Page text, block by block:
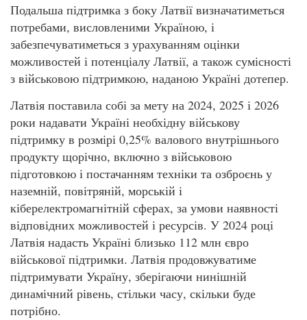
Подальша підтримка з боку Латвії визначатиметься
потребами, висловленими Україною, і
забезпечуватиметься з урахуванням оцінки
можливостей і потенціалу Латвії, а також сумісності
з військовою підтримкою, наданою Україні дотепер.
Латвія поставила собі за мету на 2024, 2025 і 2026
роки надавати Україні необхідну військову
підтримку в розмірі 0,25% валового внутрішнього
продукту щорічно, включно з військовою
підготовкою і постачанням техніки та озброєнь у
наземній, повітряній, морській і
кіберелектромагнітній сферах, за умови наявності
відповідних можливостей і ресурсів. У 2024 році
Латвія надасть Україні близько 112 млн євро
військової підтримки. Латвія продовжуватиме
підтримувати Україну, зберігаючи нинішній
динамічний рівень, стільки часу, скільки буде
потрібно.